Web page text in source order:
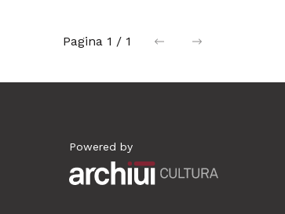
Pagina 1 / 1 precedentesuccessiva
Powered by
Archiui